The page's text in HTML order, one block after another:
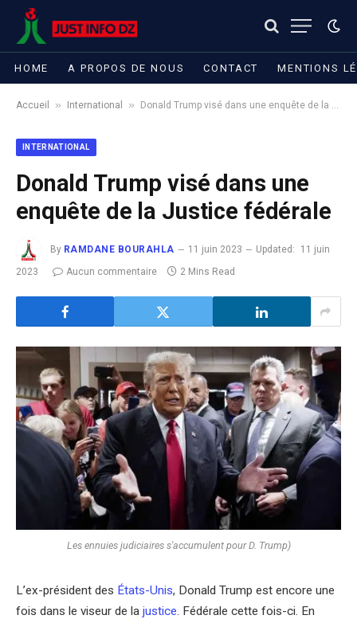
HOME A PROPOS DE NOUS CONTACT MENTIONS
Accueil » International » Donald Trump visé dans une enquête de la Justice fédérale
INTERNATIONAL
Donald Trump visé dans une
enquête de la Justice fédérale
By RAMDANE BOURAHLA 11 juin 2023 Updated:
11 juin
2023
Aucun commentaire 2 Mins Read
Les ennuies judiciaires s'accumulent pour D. Trump)
L’ex-président des États-Unis, Donald Trump est encore une
fois dans le viseur de la justice. Fédérale cette fois-ci. En